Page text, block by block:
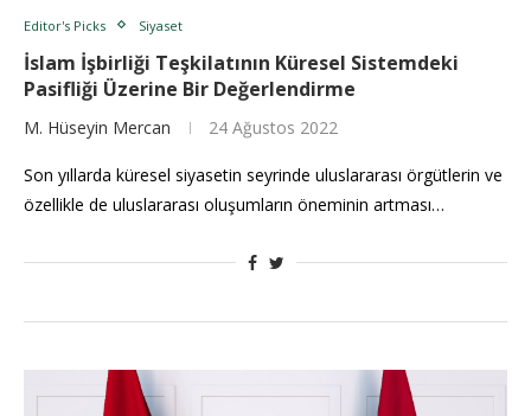
Editor's Picks Siyaset
İslam İşbirliği Teşkilatının Küresel Sistemdeki
Pasifliği Üzerine Bir Değerlendirme
M. Hüseyin Mercan 24 Ağustos 2022
Son yıllarda küresel siyasetin seyrinde uluslararası örgütlerin ve
özellikle de uluslararası oluşumların öneminin artması…